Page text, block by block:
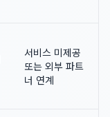
서비스 미제공
또는 외부 파트
너 연계